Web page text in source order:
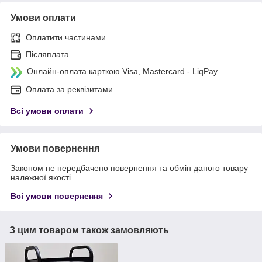
Умови оплати
Оплатити частинами
Післяплата
Онлайн-оплата карткою Visa, Mastercard - LiqPay
Оплата за реквізитами
Всі умови оплати
Умови повернення
Законом не передбачено повернення та обмін даного товару
належної якості
Всі умови повернення
З цим товаром також замовляють